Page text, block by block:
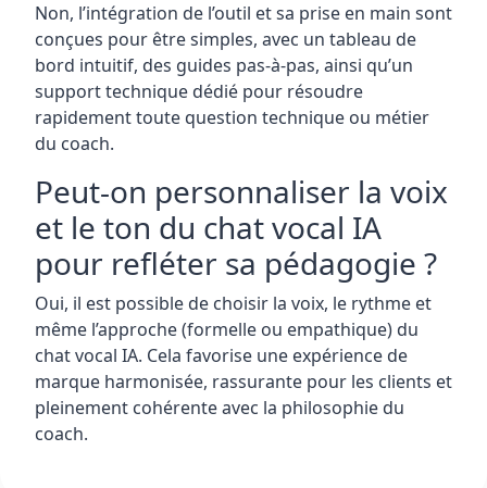
Non, l’intégration de l’outil et sa prise en main sont
conçues pour être simples, avec un tableau de
bord intuitif, des guides pas-à-pas, ainsi qu’un
support technique dédié pour résoudre
rapidement toute question technique ou métier
du coach.
Peut-on personnaliser la voix
et le ton du chat vocal IA
pour refléter sa pédagogie ?
Oui, il est possible de choisir la voix, le rythme et
même l’approche (formelle ou empathique) du
chat vocal IA. Cela favorise une expérience de
marque harmonisée, rassurante pour les clients et
pleinement cohérente avec la philosophie du
coach.